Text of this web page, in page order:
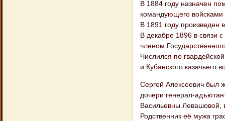
В 1884 году назначен
командующего войсками
В 1891 году произведен
В декабре 1896 в связи
членом
Числился по
и Кубанского казачьего
Сергей Алексеевич был
дочери генерал-
Васильевны Левашовой,
Родственник её мужа